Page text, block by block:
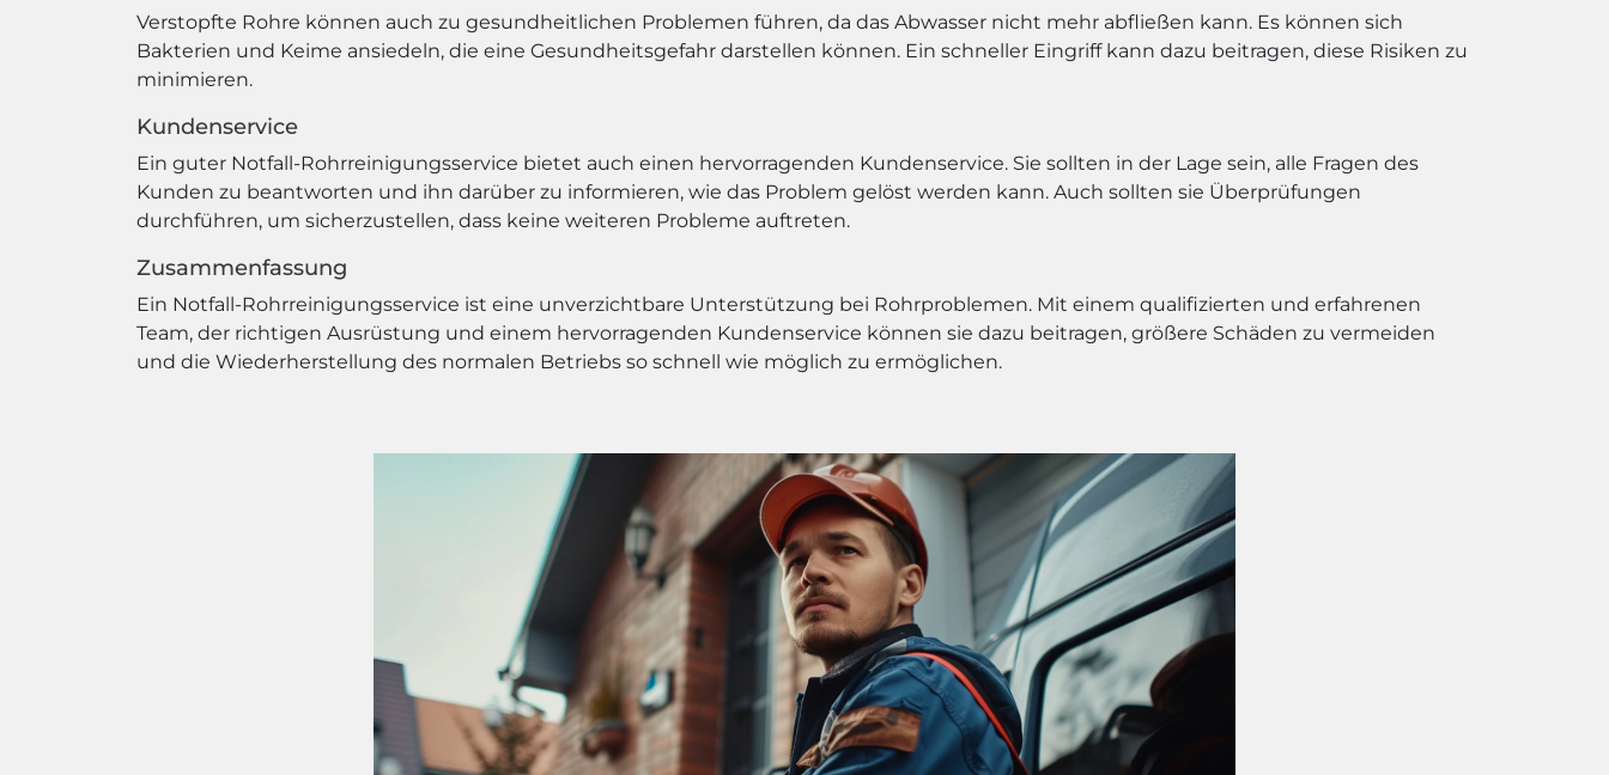
Verstopfte Rohre können auch zu gesundheitlichen Problemen führen, da das Abwasser nicht mehr abfließen kann. Es können sich
Bakterien und Keime ansiedeln, die eine Gesundheitsgefahr darstellen können. Ein schneller Eingriff kann dazu beitragen, diese Risiken zu
minimieren.
Kundenservice
Ein guter Notfall-Rohrreinigungsservice bietet auch einen hervorragenden Kundenservice. Sie sollten in der Lage sein, alle Fragen des
Kunden zu beantworten und ihn darüber zu informieren, wie das Problem gelöst werden kann. Auch sollten sie Überprüfungen
durchführen, um sicherzustellen, dass keine weiteren Probleme auftreten.
Zusammenfassung
Ein Notfall-Rohrreinigungsservice ist eine unverzichtbare Unterstützung bei Rohrproblemen. Mit einem qualifizierten und erfahrenen
Team, der richtigen Ausrüstung und einem hervorragenden Kundenservice können sie dazu beitragen, größere Schäden zu vermeiden
und die Wiederherstellung des normalen Betriebs so schnell wie möglich zu ermöglichen.